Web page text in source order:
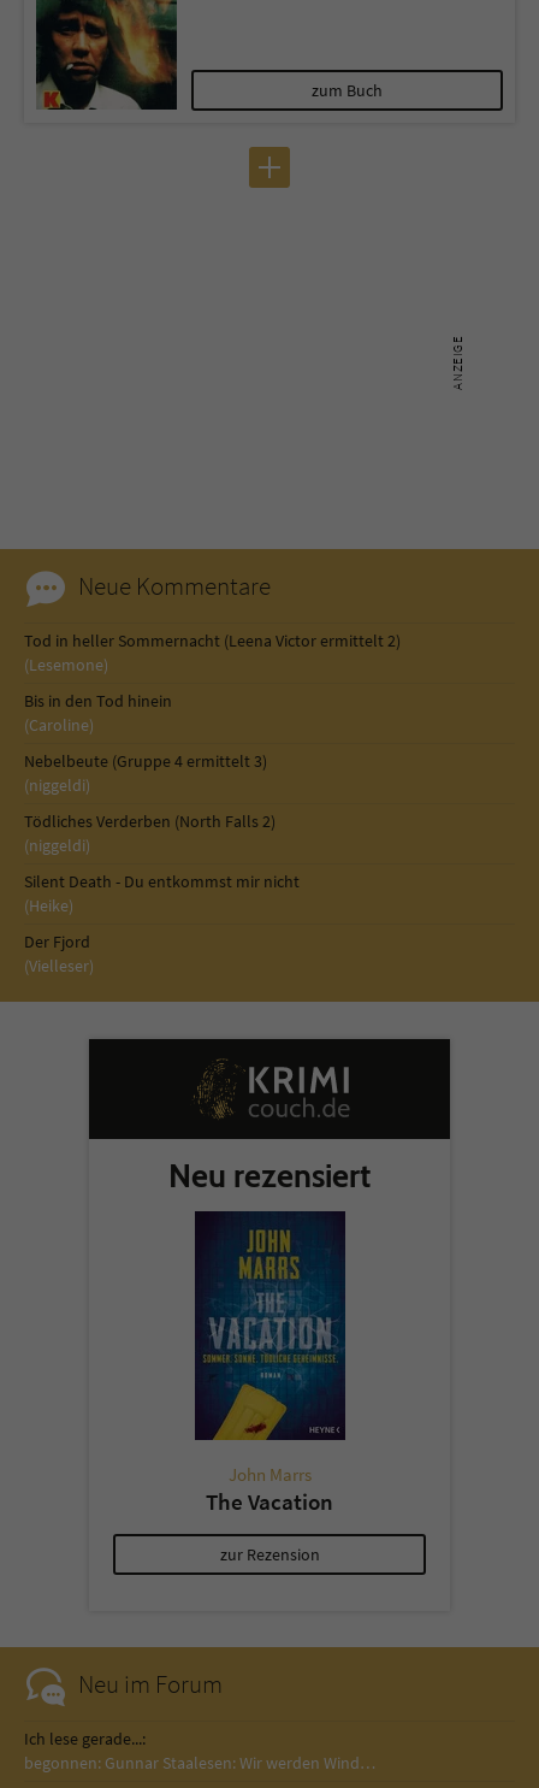
zum Buch
Neue Kommentare
Tod in heller Sommernacht (Leena Victor ermittelt 2)
(Lesemone)
Bis in den Tod hinein
(Caroline)
Nebelbeute (Gruppe 4 ermittelt 3)
(niggeldi)
Tödliches Verderben (North Falls 2)
(niggeldi)
Silent Death - Du entkommst mir nicht
(Heike)
Der Fjord
(Vielleser)
Neu rezensiert
John Marrs
The Vacation
zur Rezension
Neu im Forum
Ich lese gerade...:
begonnen: Gunnar Staalesen: Wir werden Wind…